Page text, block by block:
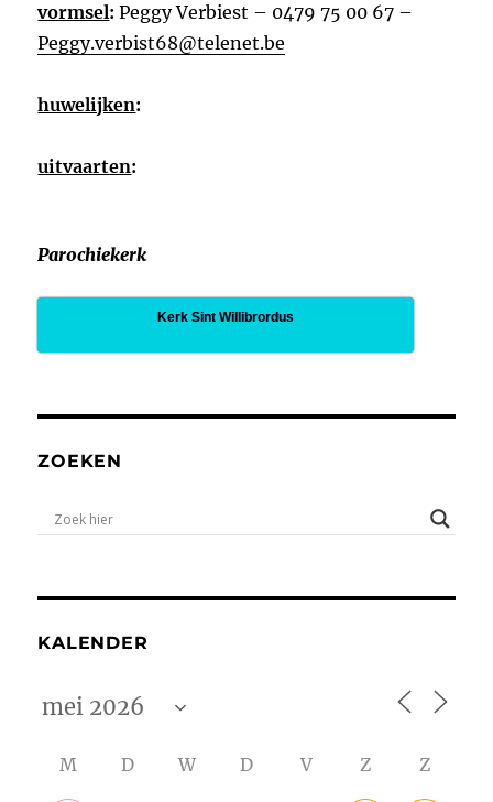
vormsel: Peggy Verbiest – 0479 75 00 67 –
Peggy.verbist68@telenet.be
huwelijken:
uitvaarten:
Parochiekerk
Kerk Sint Willibrordus
ZOEKEN
KALENDER
M D W D V Z Z